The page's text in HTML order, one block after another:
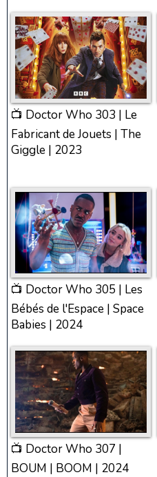
📺 Doctor Who 303 | Le
Fabricant de Jouets | The
Giggle | 2023
📺 Doctor Who 305 | Les
Bébés de l'Espace | Space
Babies | 2024
📺 Doctor Who 307 |
BOUM | BOOM | 2024